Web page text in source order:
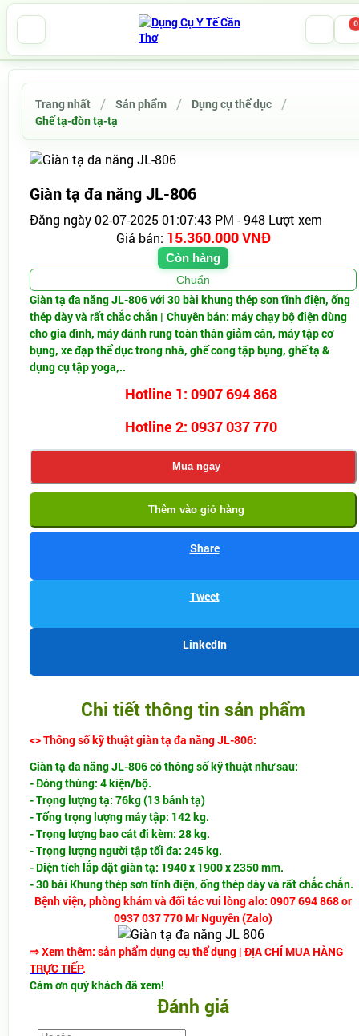
0
Trang nhất Sản phẩm
Dụng cụ thể dục
Ghế tạ-đòn tạ-tạ
Giàn tạ đa năng JL-806
Đăng ngày 02-07-2025 01:07:43 PM - 948 Lượt xem
Giá bán: 15.360.000 VNĐ
Còn hàng
Chuẩn
Giàn tạ đa năng JL-806 với 30 bài khung thép sơn tĩnh điện, ống
thép dày và rất chắc chắn | Chuyên bán: máy chạy bộ điện dùng
cho gia đình, máy đánh rung toàn thân giảm cân, máy tập cơ
bụng, xe đạp thể dục trong nhà, ghế cong tập bụng, ghế tạ &
dụng cụ tập yoga,..
Hotline 1: 0907 694 868
Hotline 2: 0937 037 770
Mua ngay
Thêm vào giỏ hàng
Share
Tweet
LinkedIn
Chi tiết thông tin sản phẩm
<> Thông số kỹ thuật giàn tạ đa năng JL-806:
Giàn tạ đa năng JL-806 có thông số kỹ thuật như sau:
- Đóng thùng: 4 kiện/bộ.
- Trọng lượng tạ: 76kg (13 bánh tạ)
- Tổng trọng lượng máy tập: 142 kg.
- Trọng lượng bao cát đi kèm: 28 kg.
- Trọng lượng người tập tối đa: 245 kg.
- Diện tích lắp đặt giàn tạ: 1940 x 1900 x 2350 mm.
- 30 bài Khung thép sơn tĩnh điện, ống thép dày và rất chắc chắn.
Bệnh viện, phòng khám và đối tác vui lòng alo: 0907 694 868 or
0937 037 770 Mr Nguyên (Zalo)
⇒ Xem thêm: sản phẩm dụng cụ thể dụng | ĐỊA CHỈ MUA HÀNG
TRỰC TIẾP.
Cám ơn quý khách đã xem!
Đánh giá